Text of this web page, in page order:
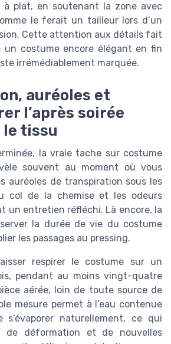
à plat, en soutenant la zone avec
le ferait un tailleur lors d’un
Cette attention aux détails fait
un costume encore élégant en fin
irrémédiablement marquée.
auréoles et
l’après soirée
tissu
la vraie tache sur costume
souvent au moment où vous
auréoles de transpiration sous les
col de la chemise et les odeurs
un entretien réfléchi. Là encore, la
la durée de vie du costume
les passages au pressing.
respirer le costume sur un
pendant au moins vingt-quatre
aérée, loin de toute source de
mesure permet à l’eau contenue
s’évaporer naturellement, ce qui
de déformation et de nouvelles